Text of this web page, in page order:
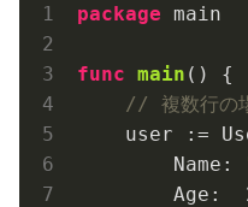
package main
func main ()
{
// 複数行の
user :=
        Name:
        Age: